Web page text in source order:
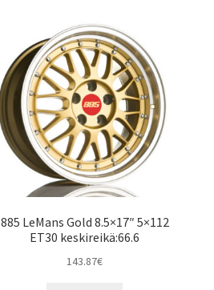
885 LeMans Gold 8.5×17″ 5×112
ET30 keskireikä:66.6
143.87€